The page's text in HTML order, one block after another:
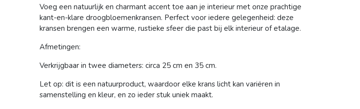
Voeg een natuurlijk en charmant accent toe aan je interieur met onze prachtige
kant-en-klare droogbloemenkransen. Perfect voor iedere gelegenheid: deze
kransen brengen een warme, rustieke sfeer die past bij elk interieur of etalage.
Afmetingen:
Verkrijgbaar in twee diameters: circa 25 cm en 35 cm.
Let op: dit is een natuurproduct, waardoor elke krans licht kan variëren in
samenstelling en kleur, en zo ieder stuk uniek maakt.